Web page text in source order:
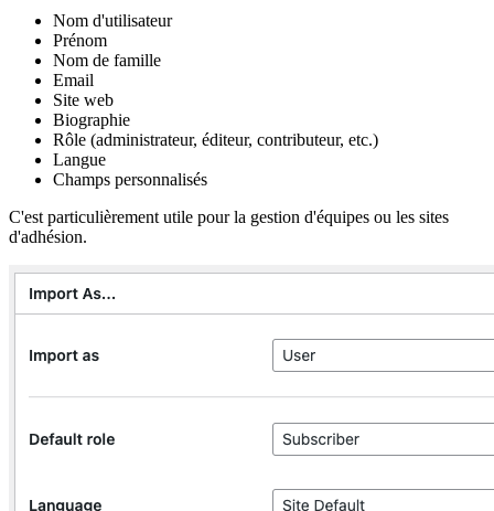
Nom d'utilisateur
Prénom
Nom de famille
Email
Site web
Biographie
Rôle (administrateur, éditeur, contributeur, etc.)
Langue
Champs personnalisés
C'est particulièrement utile pour la gestion d'équipes ou les sites
d'adhésion.